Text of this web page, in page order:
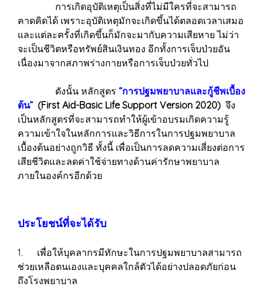
การเกิดอุบัติเหตุเป็นสิ่งที่ไม่มีใครที่จะสามารถ
คาดคิดได้ เพราะอุบัติเหตุมักจะเกิดขึ้นได้ตลอดเวลาเสมอ
และแต่ละครั้งที่เกิดขึ้นก็มักจะมากับความเสียหาย ไม่ว่า
จะเป็นชีวิตหรือทรัพย์สินเงินทอง อีกทั้งการเจ็บป่วยอัน
เนื่องมาจากสภาพร่างกายหรือการเจ็บป่วยทั่วไป
ดังนั้น หลักสูตร “การปฐมพยาบาลและกู้ชีพเบื้อง
ต้น” (First Aid-Basic Life Support Version 2020) จึง
เป็นหลักสูตรที่จะสามารถทำให้ผู้เข้าอบรมเกิดความรู้
ความเข้าใจในหลักการและวิธีการในการปฐมพยาบาล
เบื้องต้นอย่างถูกวิธี ทั้งนี้ เพื่อเป็นการลดความเสี่ยงต่อการ
เสียชีวิตและลดค่าใช้จ่ายทางด้านค่ารักษาพยาบาล
ภายในองค์กรอีกด้วย
ประโยชน์ที่จะได้รับ
1. เพื่อให้บุคลากรมีทักษะในการปฐมพยาบาลสามารถ
ช่วยเหลือตนเองและบุคคลใกล้ตัวได้อย่างปลอดภัยก่อน
ถึงโรงพยาบาล